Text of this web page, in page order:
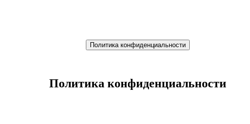
Политика конфиденциальности
Политика конфиденциальности